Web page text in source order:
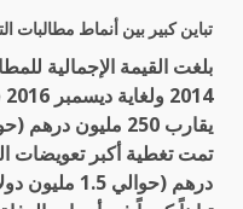
تباين كبير بين أنماط مطالبات
بلغت القيمة الإجمالية
درهم (حوالي